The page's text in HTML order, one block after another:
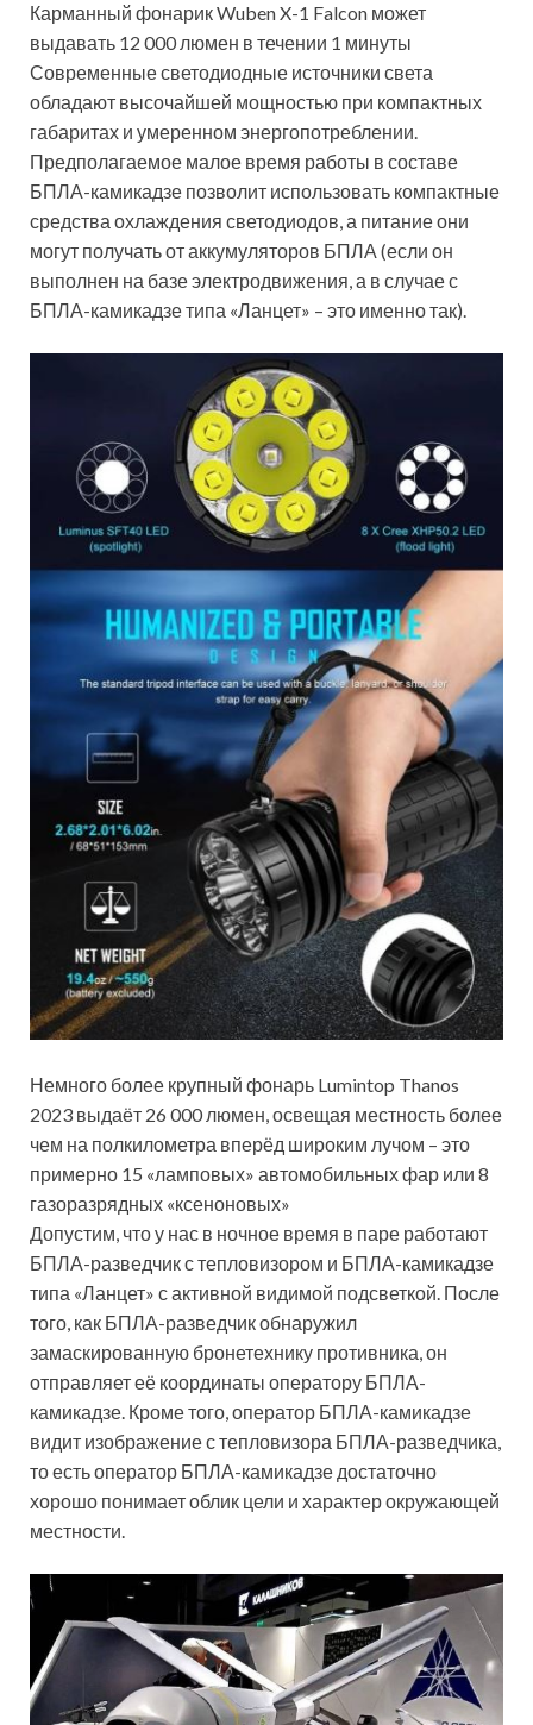
Карманный фонарик Wuben X-1 Falcon может
выдавать 12 000 люмен в течении 1 минуты
Современные светодиодные источники света
обладают высочайшей мощностью при компактных
габаритах и умеренном энергопотреблении.
Предполагаемое малое время работы в составе
БПЛА-камикадзе позволит использовать компактные
средства охлаждения светодиодов, а питание они
могут получать от аккумуляторов БПЛА (если он
выполнен на базе электродвижения, а в случае с
БПЛА-камикадзе типа «Ланцет» – это именно так).
Немного более крупный фонарь Lumintop Thanos
2023 выдаёт 26 000 люмен, освещая местность более
чем на полкилометра вперёд широким лучом – это
примерно 15 «ламповых» автомобильных фар или 8
газоразрядных «ксеноновых»
Допустим, что у нас в ночное время в паре работают
БПЛА-разведчик с тепловизором и БПЛА-камикадзе
типа «Ланцет» с активной видимой подсветкой. После
того, как БПЛА-разведчик обнаружил
замаскированную бронетехнику противника, он
отправляет её координаты оператору БПЛА-
камикадзе. Кроме того, оператор БПЛА-камикадзе
видит изображение с тепловизора БПЛА-разведчика,
то есть оператор БПЛА-камикадзе достаточно
хорошо понимает облик цели и характер окружающей
местности.